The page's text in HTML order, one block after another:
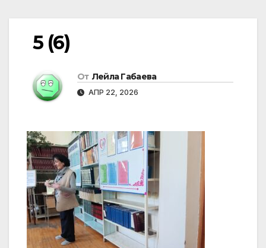
5 (6)
От Лейла Габаева
АПР 22, 2026